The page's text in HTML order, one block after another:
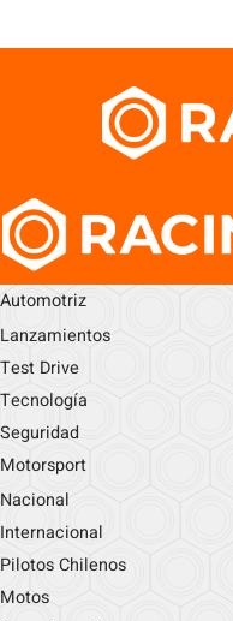
Automotriz
Lanzamientos
Test Drive
Tecnología
Seguridad
Motorsport
Nacional
Internacional
Pilotos Chilenos
Motos